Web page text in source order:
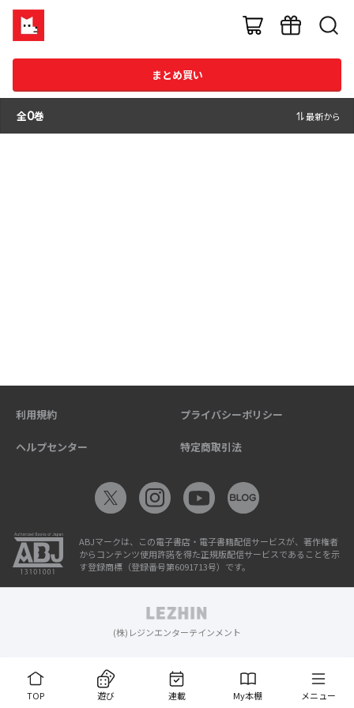
まとめ買い
全0巻 最新から
TOP 遊び 連載 My本棚 メニュー
利用規約 プライバシーポリシー
ヘルプセンター 特定商取引法
ABJマークは、この電子書店・電子書籍配信サービスが、著作権者
からコンテンツ使用許諾を得た正規版配信サービスであることを示
す登録商標（登録番号第6091713号）です。
(株)レジンエンターテインメント